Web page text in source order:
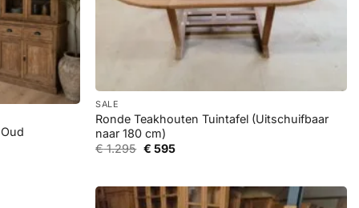
SALE
Ronde Teakhouten Tuintafel (Uitschuifbaar
naar 180 cm)
€1.295 Oorspronkelijke
€ 595Huidige